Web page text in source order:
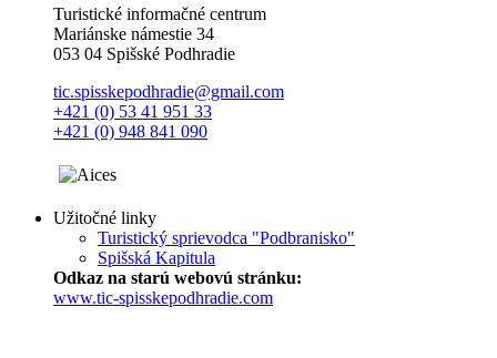
Turistické informačné centrum
Mariánske námestie 34
053 04 Spišské Podhradie
tic.spisskepodhradie@gmail.com
+421 (0) 53 41 951 33
+421 (0) 948 841 090
Užitočné linky
Turistický sprievodca "Podbranisko"
Spišská Kapitula
Odkaz na starú webovú stránku:
www.tic-spisskepodhradie.com